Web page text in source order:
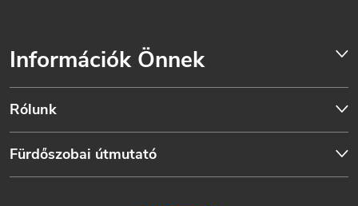
Információk Önnek
Rólunk
Fürdőszobai útmutató